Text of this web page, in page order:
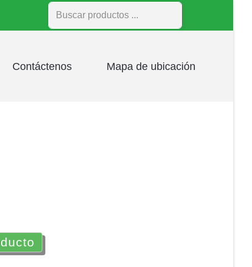
Buscar
Contáctenos Mapa de ubicación